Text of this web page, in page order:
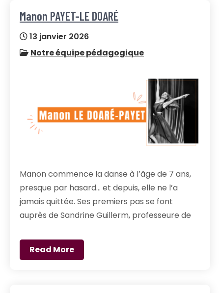
Manon PAYET-LE DOARÉ
13 janvier 2026
Notre équipe pédagogique
Manon commence la danse à l’âge de 7 ans,
presque par hasard… et depuis, elle ne l’a
jamais quittée. Ses premiers pas se font
auprès de Sandrine Guillerm, professeure de
Read More